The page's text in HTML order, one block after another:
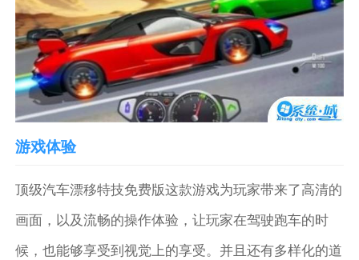
游戏体验
顶级汽车漂移特技免费版这款游戏为玩家带来了高清的
画面，以及流畅的操作体验，让玩家在驾驶跑车的时
候，也能够享受到视觉上的享受。并且还有多样化的道